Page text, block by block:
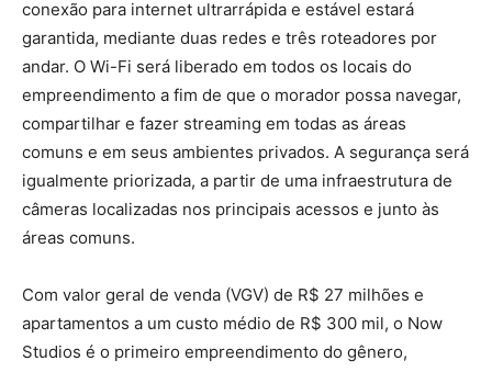
conexão para internet ultrarrápida e estável estará
garantida, mediante duas redes e três roteadores por
andar. O Wi-Fi será liberado em todos os locais do
empreendimento a fim de que o morador possa navegar,
compartilhar e fazer streaming em todas as áreas
comuns e em seus ambientes privados. A segurança será
igualmente priorizada, a partir de uma infraestrutura de
câmeras localizadas nos principais acessos e junto às
áreas comuns.
Com valor geral de venda (VGV) de R$ 27 milhões e
apartamentos a um custo médio de R$ 300 mil, o Now
Studios é o primeiro empreendimento do gênero,